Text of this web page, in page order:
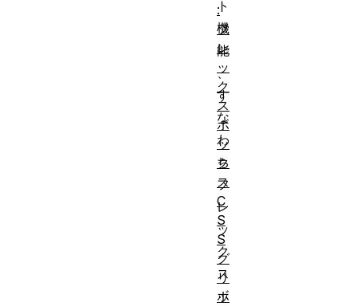
ト
機
能
、
す
な
わ
ち
フ
レ
ッ
ク
ス
ボ
:
フ
レ
ッ
ク
ス
ボ
ッ
ク
ス
C
S
S
グ
リ
ッ